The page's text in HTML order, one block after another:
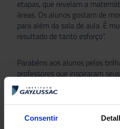
Consentir
etapas, que revelam a
áreas. Os alunos gostam de
para além da sala de aula. É
resultado de tanto esforço”.
Parabéns aos alunos pelos
professores que inspiraram